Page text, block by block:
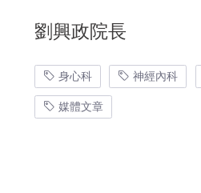
劉興政院長
身心科 神經內科
媒體文章